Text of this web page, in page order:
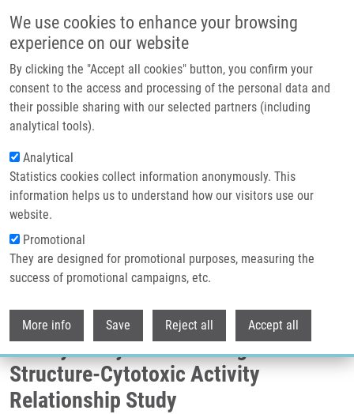
We use cookies to enhance your browsing
experience on our website
By clicking the "Accept all cookies" button, you confirm your
consent to the access and processing of the personal data and
their possible sharing with our selected partners (including
analytical tools).
Analytical
Statistics cookies collect information anonymously. This
information helps us to understand how our visitors use our
website.
Promotional
They are designed for promotional purposes, measuring the
success of promotional campaigns, etc.
More info Save Reject all Accept all
Header image
Drobečková navigace
Domů
Synthesis Of Various 5-Alkoxymethyluracil Analogues And Structure-
Cytotoxic Activity Relationship Study
Synthesis of Various 5-
Alkoxymethyluracil Analogues and
Structure-Cytotoxic Activity
Relationship Study